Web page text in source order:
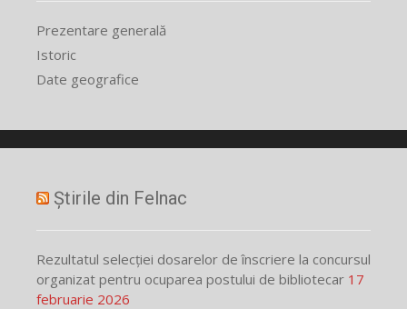
Prezentare generală
Istoric
Date geografice
Știrile din Felnac
Rezultatul selecției dosarelor de înscriere la concursul
organizat pentru ocuparea postului de bibliotecar 17
februarie 2026